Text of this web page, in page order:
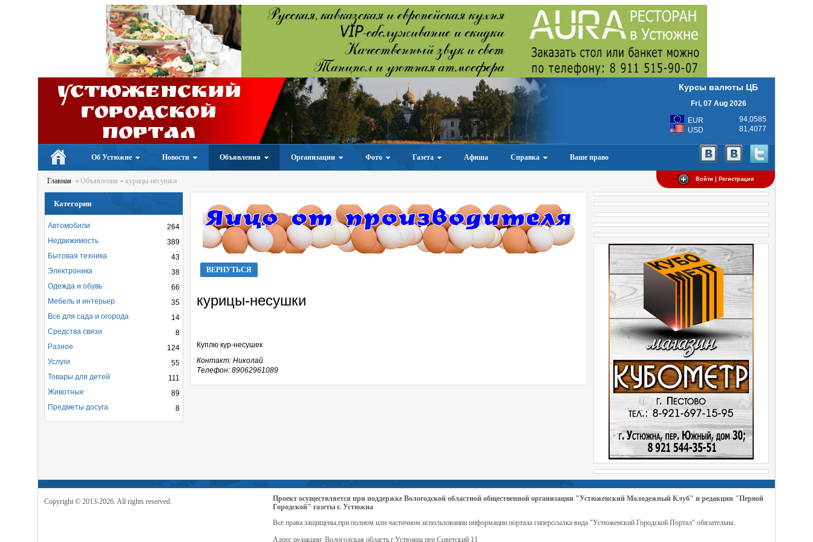
Устюженский
Городской
портал
Курсы валюты ЦБ
Fri, 07 Aug 2026
EUR
94,0585
USD
81,4077
Об Устюжне Новости Объявления Организации Фото Газета Афиша Справка Ваше право
Войти | Регистрация
Главная Объявления курицы-несушки
ВЕРНУТЬСЯ
курицы-несушки
Куплю кур-несушек
Контакт: Николай
Телефон: 89062961089
Категории
264
Автомобили
389
Недвижимость
43
Бытовая техника
38
Электроника
66
Одежда и обувь
35
Мебель и интерьер
14
Все для сада и огорода
8
Средства связи
124
Разное
55
Услуги
111
Товары для детей
89
Животные
8
Предметы досуга
Copyright © 2013-2026. All rights reserved.
Проект осуществляется при поддержке Вологодской областной общественной организации "Устюженский Молодежный Клуб" и редакции "Первой
Городской" газеты г. Устюжна
Все права защищены,при полном или частичном использовании информации портала гиперссылка вида "Устюженский Городской Портал" обязательна.
Адрес редакции: Вологодская область г.Устюжна пер.Советский 11